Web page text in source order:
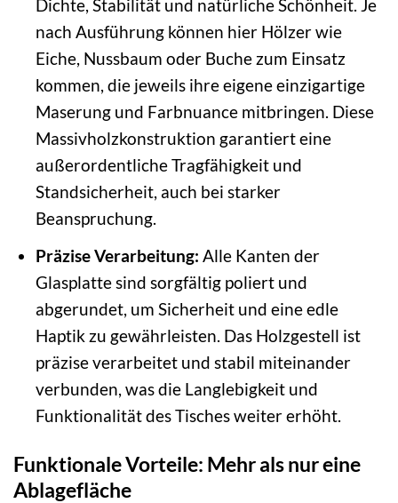
Dichte, Stabilität und natürliche Schönheit. Je
nach Ausführung können hier Hölzer wie
Eiche, Nussbaum oder Buche zum Einsatz
kommen, die jeweils ihre eigene einzigartige
Maserung und Farbnuance mitbringen. Diese
Massivholzkonstruktion garantiert eine
außerordentliche Tragfähigkeit und
Standsicherheit, auch bei starker
Beanspruchung.
Präzise Verarbeitung: Alle Kanten der
Glasplatte sind sorgfältig poliert und
abgerundet, um Sicherheit und eine edle
Haptik zu gewährleisten. Das Holzgestell ist
präzise verarbeitet und stabil miteinander
verbunden, was die Langlebigkeit und
Funktionalität des Tisches weiter erhöht.
Funktionale Vorteile: Mehr als nur eine
Ablagefläche